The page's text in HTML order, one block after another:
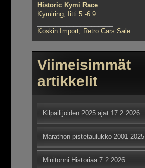
Historic Kymi Race
Kymiring, Iitti 5.-6.9.
Koskin Import, Retro Cars Sale
Viimeisimmät
artikkelit
Kilpailijoiden 2025 ajat 17.2.2026
Marathon pistetaulukko 2001-2025
Minitonni Historiaa 7.2.2026